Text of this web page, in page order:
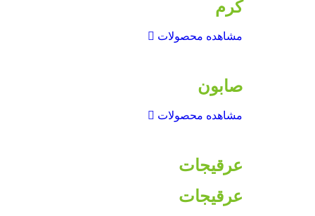
کرم
مشاهده محصولات
صابون
مشاهده محصولات
عرقیجات
عرقیجات